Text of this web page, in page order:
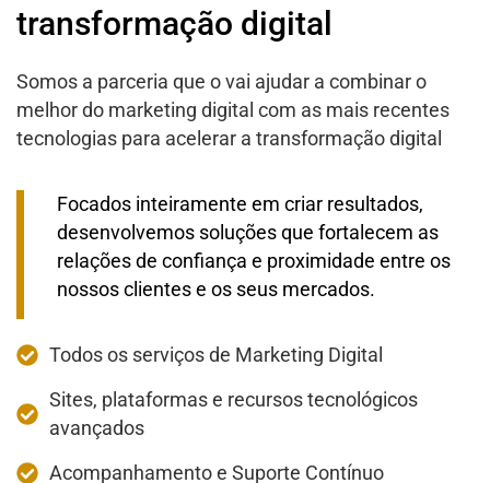
transformação digital
Somos a parceria que o vai ajudar a combinar o
melhor do marketing digital com as mais recentes
tecnologias para acelerar a transformação digital
Focados inteiramente em criar resultados,
desenvolvemos soluções que fortalecem as
relações de confiança e proximidade entre os
nossos clientes e os seus mercados.
Todos os serviços de Marketing Digital
Sites, plataformas e recursos tecnológicos
avançados
Acompanhamento e Suporte Contínuo